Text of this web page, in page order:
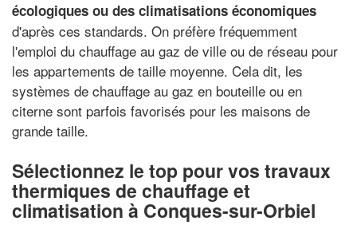
écologiques ou des climatisations économiques
d'après ces standards. On préfère fréquemment
l'emploi du chauffage au gaz de ville ou de réseau pour
les appartements de taille moyenne. Cela dit, les
systèmes de chauffage au gaz en bouteille ou en
citerne sont parfois favorisés pour les maisons de
grande taille.
Sélectionnez le top pour vos travaux
thermiques de chauffage et
climatisation à Conques-sur-Orbiel